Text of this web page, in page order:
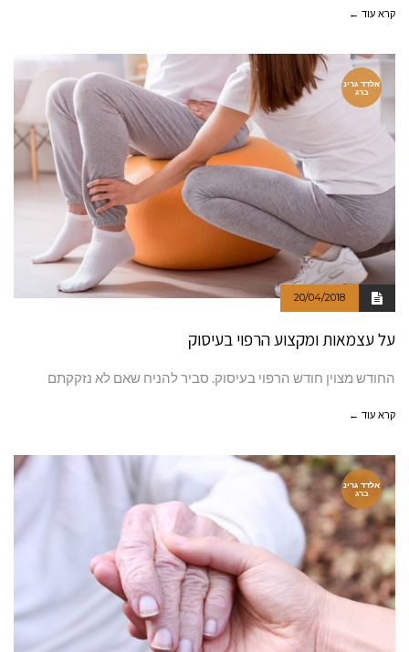
קרא עוד ←
אלדד גרינ
ברג
20/04/2018
על עצמאות ומקצוע הרפוי בעיסוק
החודש מצוין חודש הרפוי בעיסוק. סביר להניח שאם לא נזקקתם
קרא עוד ←
אלדד גרינ
ברג